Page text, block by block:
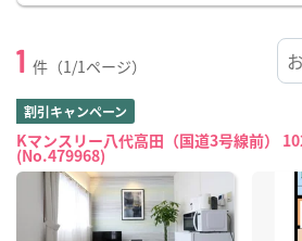
1 件（1/1ページ）
割引キャンペーン
Kマンスリー八代高田（国道3号線前）
(No.479968)